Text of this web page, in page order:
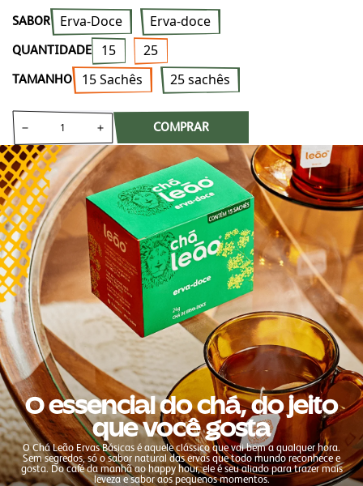
SABOR Erva-Doce Erva-doce
QUANTIDADE 15 25
TAMANHO 15 Sachês 25 sachês
COMPRAR
O essencial do chá, do jeito
que você gosta
O Chá Leão Ervas Básicas é aquele clássico que vai bem a qualquer hora.
Sem segredos, só o sabor natural das ervas que todo mundo reconhece e
gosta. Do café da manhã ao happy hour, ele é seu aliado para trazer mais
leveza e sabor aos pequenos momentos.